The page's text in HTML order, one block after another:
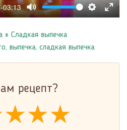
-03:13
Mute
Settings
Enter
» Сладкая выпечка
, выпечка, сладкая выпечка
рецепт?